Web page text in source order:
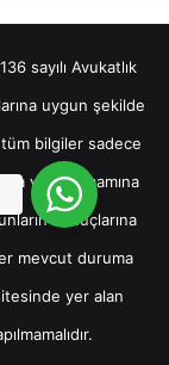
sayılı Avukatlık
uygun şekilde
bilgiler sadece
veya tamamına
sonuçlarına
mevcut duruma
yer alan